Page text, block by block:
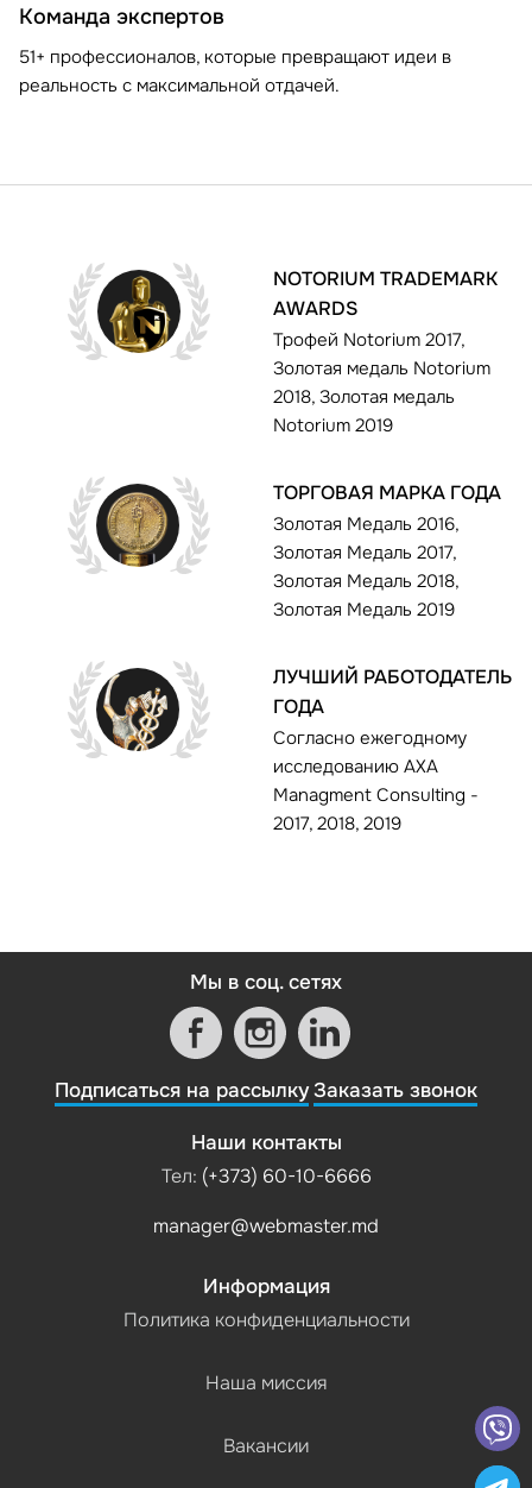
Команда экспертов
51+ профессионалов, которые превращают идеи в
реальность с максимальной отдачей.
NOTORIUM TRADEMARK
AWARDS
Трофей Notorium 2017,
Золотая медаль Notorium
2018, Золотая медаль
Notorium 2019
ТОРГОВАЯ МАРКА ГОДА
Золотая Медаль 2016,
Золотая Медаль 2017,
Золотая Медаль 2018,
Золотая Медаль 2019
ЛУЧШИЙ РАБОТОДАТЕЛЬ
ГОДА
Согласно ежегодному
исследованию AXA
Managment Consulting -
2017, 2018, 2019
Мы в соц. сетях
Подписаться на рассылкуЗаказать звонок
Наши контакты
Тел: (+373) 60-10-6666
manager@webmaster.md
Информация
Политика конфиденциальности
Наша миссия
Вакансии